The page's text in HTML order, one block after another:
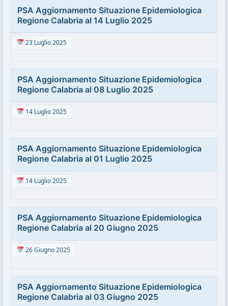
PSA Aggiornamento Situazione Epidemiologica
Regione Calabria al 14 Luglio 2025
23 Luglio 2025
PSA Aggiornamento Situazione Epidemiologica
Regione Calabria al 08 Luglio 2025
14 Luglio 2025
PSA Aggiornamento Situazione Epidemiologica
Regione Calabria al 01 Luglio 2025
14 Luglio 2025
PSA Aggiornamento Situazione Epidemiologica
Regione Calabria al 20 Giugno 2025
26 Giugno 2025
PSA Aggiornamento Situazione Epidemiologica
Regione Calabria al 03 Giugno 2025